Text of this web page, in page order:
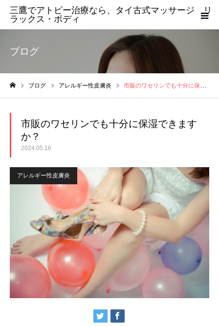
三鷹でアトピー治療なら、タイ古式マッサージ リ
ラックス・ボディ
ブログ
ブログ アレルギー性皮膚炎 市販のワセリンでも十分に保湿できますか？
市販のワセリンでも十分に保湿できます
か？
2024.05.16
アレルギー性皮膚炎